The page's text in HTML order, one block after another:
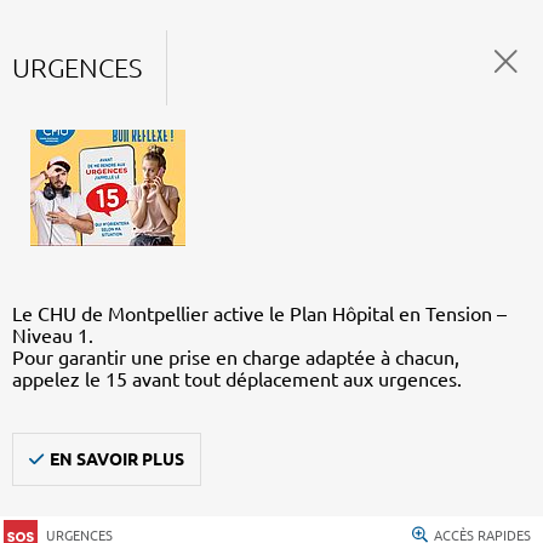
URGENCES
Le CHU de Montpellier active le Plan Hôpital en Tension –
Niveau 1.
Pour garantir une prise en charge adaptée à chacun,
appelez le 15 avant tout déplacement aux urgences.
EN SAVOIR PLUS
URGENCES ACCÈS RAPIDES